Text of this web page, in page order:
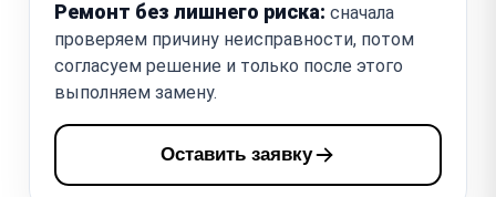
Ремонт без лишнего риска: сначала
проверяем причину неисправности, потом
согласуем решение и только после этого
выполняем замену.
Оставить заявку